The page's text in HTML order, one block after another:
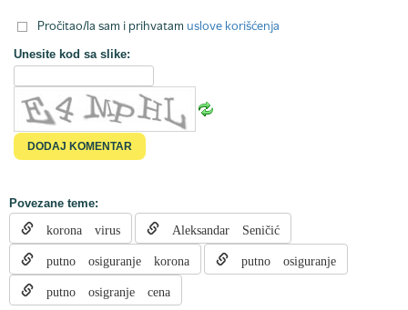
Pročitao/la sam i prihvatam uslove korišćenja
Unesite kod sa slike:
Povezane teme:
korona virus Aleksandar Seničić
putno osiguranje korona putno osiguranje
putno osigranje cena